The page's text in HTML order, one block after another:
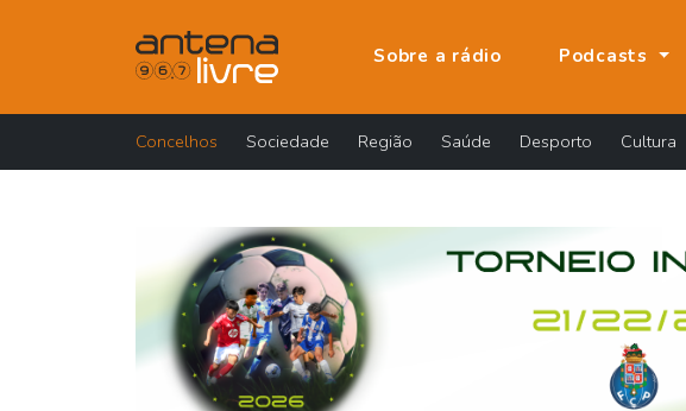
Sobre a rádio Podcasts
Concelhos Sociedade Região Saúde Desporto Cultura